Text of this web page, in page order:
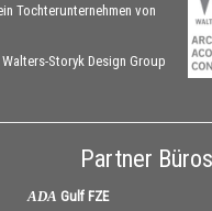
Tochterunternehmen von
Walters-Storyk Design Group
Partner Büros
ADA Gulf FZE